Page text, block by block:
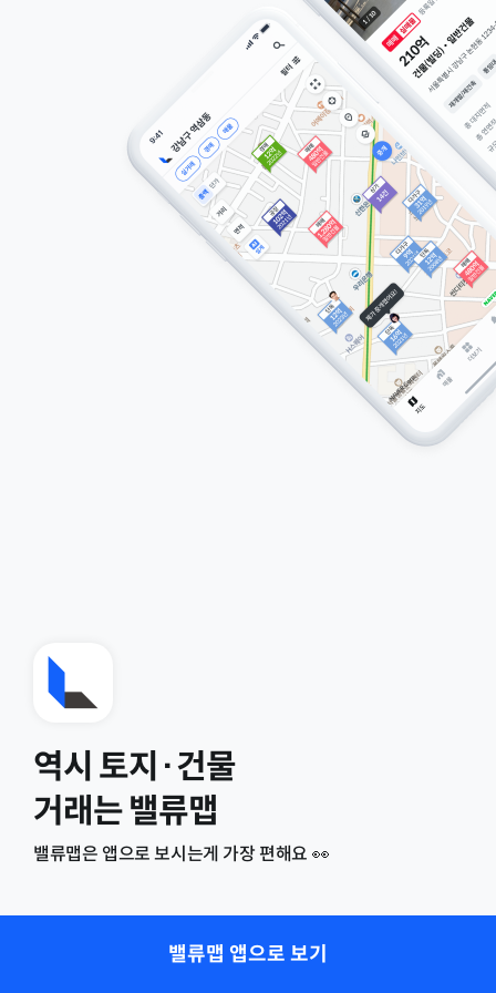
역시 토지·건물
거래는 밸류맵
밸류맵은 앱으로 보시는게 가장 편해요 👀
밸류맵 앱으로 보기